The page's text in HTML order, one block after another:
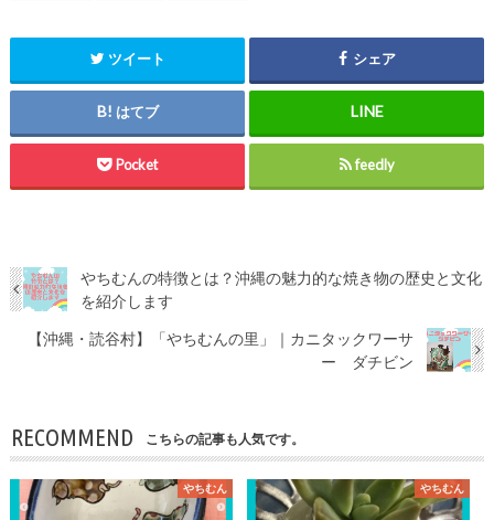
ツイート シェア
はてブ
Pocket feedly
やちむんの特徴とは？沖縄の魅力的な焼き物の歴史と文化
を紹介します
【沖縄・読谷村】「やちむんの里」｜カニタックワーサ
ー ダチビン
RECOMMEND こちらの記事も人気です。
やちむん やちむん